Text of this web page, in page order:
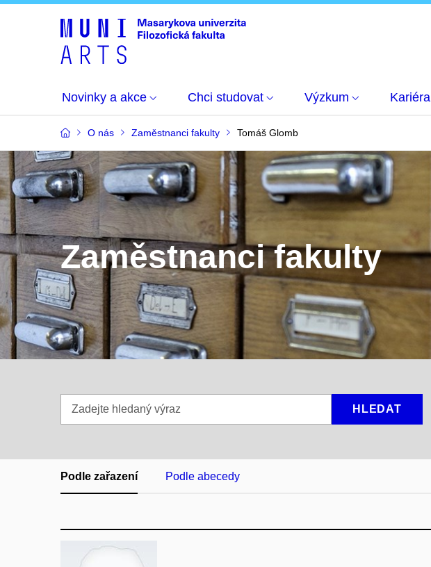
Novinky a akce Chci studovat Výzkum Kariéra
O nás Zaměstnanci fakulty Tomáš Glomb
Zaměstnanci fakulty
hledaný
HLEDAT
Podle zařazení Podle abecedy